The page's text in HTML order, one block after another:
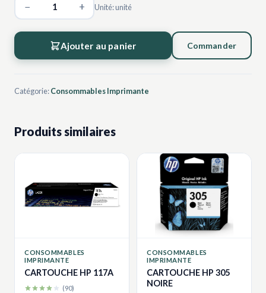
− + Unité: unité
Ajouter au panier Commander
Catégorie:Consommables Imprimante
Produits similaires
CONSOMMABLES
IMPRIMANTE
CARTOUCHE HP 117A
(90)
CONSOMMABLES
IMPRIMANTE
CARTOUCHE HP 305
NOIRE